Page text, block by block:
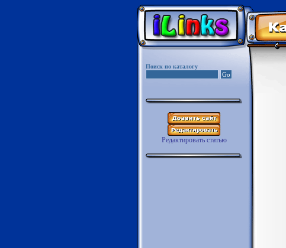
Поиск по каталогу
Редактировать статью